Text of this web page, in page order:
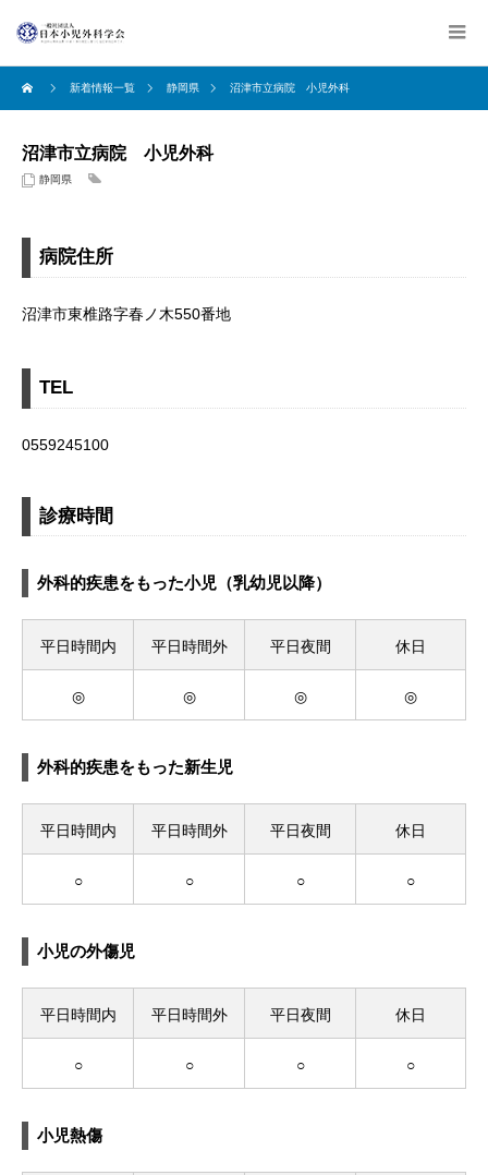
新着情報一覧 静岡県 沼津市立病院 小児外科
沼津市立病院 小児外科
静岡県
病院住所
沼津市東椎路字春ノ木550番地
TEL
0559245100
診療時間
外科的疾患をもった小児（乳幼児以降）
平日時間内 平日時間外 平日夜間 休日
◎ ◎ ◎ ◎
外科的疾患をもった新生児
平日時間内 平日時間外 平日夜間 休日
○ ○ ○ ○
小児の外傷児
平日時間内 平日時間外 平日夜間 休日
○ ○ ○ ○
小児熱傷